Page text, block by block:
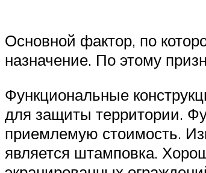
Основной фактор, по
назначение. По этому
Функциональные
для защиты территории.
приемлемую стоимость.
является штамповка.